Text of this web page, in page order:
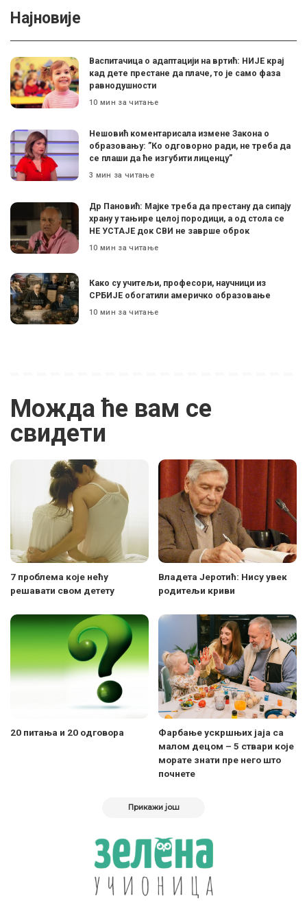
Најновије
Васпитачица о адаптацији на вртић: НИЈЕ крај
кад дете престане да плаче, то је само фаза
равнодушности
10 мин за читање
Нешовић коментарисала измене Закона о
образовању: ”Ко одговорно ради, не треба да
се плаши да ће изгубити лиценцу”
3 мин за читање
Др Пановић: Мајке треба да престану да сипају
храну у тањире целој породици, а од стола се
НЕ УСТАЈЕ док СВИ не заврше оброк
10 мин за читање
Како су учитељи, професори, научници из
СРБИЈЕ обогатили америчко образовање
10 мин за читање
Можда ће вам се
свидети
7 проблема које нећу
решавати свом детету
Владета Јеротић: Нису увек
родитељи криви
20 питања и 20 одговора
Фарбање ускршњих јаја са
малом децом – 5 ствари које
морате знати пре него што
почнете
Прикажи још